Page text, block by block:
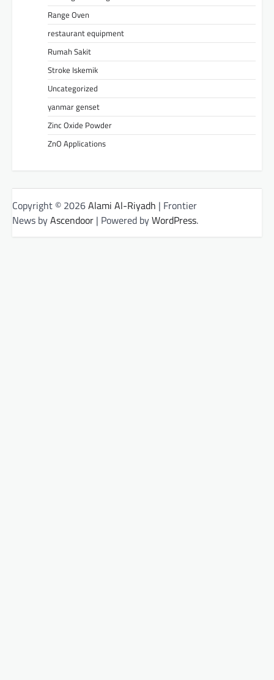
Range Oven
restaurant equipment
Rumah Sakit
Stroke Iskemik
Uncategorized
yanmar genset
Zinc Oxide Powder
ZnO Applications
Copyright © 2026Alami Al-Riyadh | Frontier
News byAscendoor | Powered byWordPress.